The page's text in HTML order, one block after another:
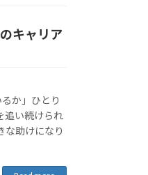
キャリア
か」ひとり
追い続けられ
な助けになり